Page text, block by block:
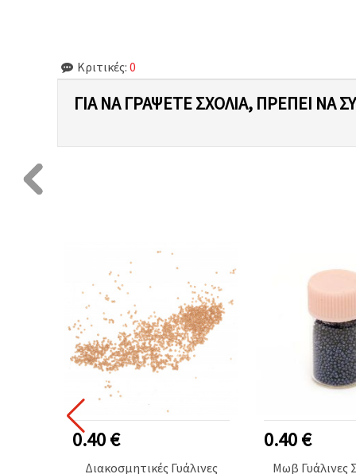
Κριτικές: 0
ΓΙΑ ΝΑ ΓΡΆΨΕΤΕ ΣΧΌΛΙΑ, ΠΡΈΠΕΙ ΝΑ
0.40 €
Διακοσμητικές Γυάλινες
0.40 €
Μωβ Γυάλινες